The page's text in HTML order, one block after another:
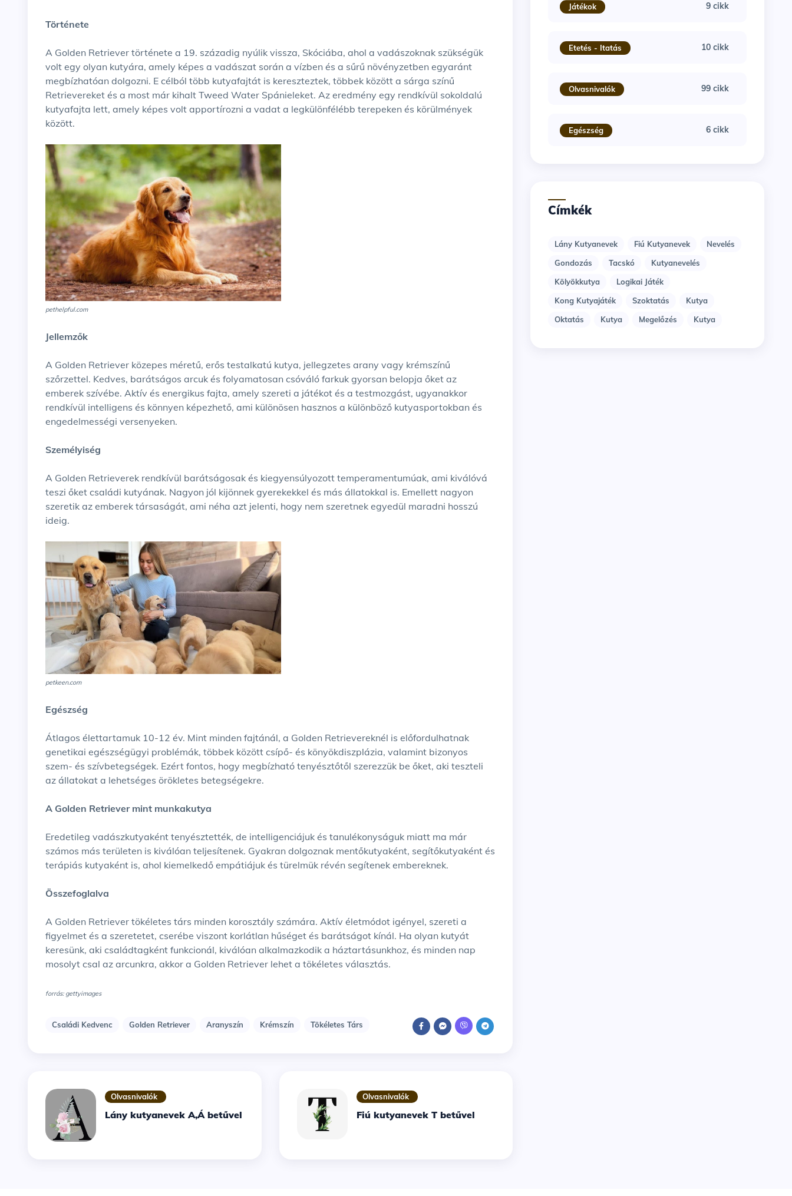
Története
A Golden Retriever története a 19. századig nyúlik vissza, Skóciába, ahol a vadászoknak szükségük
volt egy olyan kutyára, amely képes a vadászat során a vízben és a sűrű növényzetben egyaránt
megbízhatóan dolgozni. E célból több kutyafajtát is kereszteztek, többek között a sárga színű
Retrievereket és a most már kihalt Tweed Water Spánieleket. Az eredmény egy rendkívül sokoldalú
kutyafajta lett, amely képes volt apportírozni a vadat a legkülönfélébb terepeken és körülmények
között.
pethelpful.com
Jellemzők
A Golden Retriever közepes méretű, erős testalkatú kutya, jellegzetes arany vagy krémszínű
szőrzettel. Kedves, barátságos arcuk és folyamatosan csóváló farkuk gyorsan belopja őket az
emberek szívébe. Aktív és energikus fajta, amely szereti a játékot és a testmozgást, ugyanakkor
rendkívül intelligens és könnyen képezhető, ami különösen hasznos a különböző kutyasportokban és
engedelmességi versenyeken.
Személyiség
A Golden Retrieverek rendkívül barátságosak és kiegyensúlyozott temperamentumúak, ami kiválóvá
teszi őket családi kutyának. Nagyon jól kijönnek gyerekekkel és más állatokkal is. Emellett nagyon
szeretik az emberek társaságát, ami néha azt jelenti, hogy nem szeretnek egyedül maradni hosszú
ideig.
petkeen.com
Egészség
Átlagos élettartamuk 10-12 év. Mint minden fajtánál, a Golden Retrievereknél is előfordulhatnak
genetikai egészségügyi problémák, többek között csípő- és könyökdiszplázia, valamint bizonyos
szem- és szívbetegségek. Ezért fontos, hogy megbízható tenyésztőtől szerezzük be őket, aki teszteli
az állatokat a lehetséges örökletes betegségekre.
A Golden Retriever mint munkakutya
Eredetileg vadászkutyaként tenyésztették, de intelligenciájuk és tanulékonyságuk miatt ma már
számos más területen is kiválóan teljesítenek. Gyakran dolgoznak mentőkutyaként, segítőkutyaként és
terápiás kutyaként is, ahol kiemelkedő empátiájuk és türelmük révén segítenek embereknek.
Összefoglalva
A Golden Retriever tökéletes társ minden korosztály számára. Aktív életmódot igényel, szereti a
figyelmet és a szeretetet, cserébe viszont korlátlan hűséget és barátságot kínál. Ha olyan kutyát
keresünk, aki családtagként funkcionál, kiválóan alkalmazkodik a háztartásunkhoz, és minden nap
mosolyt csal az arcunkra, akkor a Golden Retriever lehet a tökéletes választás.
forrás: gettyimages
Családi Kedvenc Golden Retriever Aranyszín Krémszín Tökéletes Társ
Olvasnivalók
Lány kutyanevek A,Á betűvel
Olvasnivalók
Fiú kutyanevek T betűvel
Játékok 9 cikk
Etetés - Itatás 10 cikk
Olvasnivalók 99 cikk
Egészség 6 cikk
Címkék
Lány Kutyanevek Fiú Kutyanevek
Nevelés
Gondozás
Tacskó
Kutyanevelés
Kölyökkutya
Logikai Játék
Kong Kutyajáték
Szoktatás
Kutya
Oktatás
Kutya Megelőzés Kutya